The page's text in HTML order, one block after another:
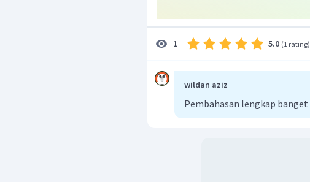
1 5.0 (1 rating)
wildan aziz
Pembahasan lengkap banget